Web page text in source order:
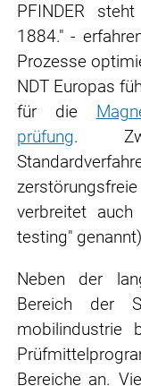
PFINDER
1884." -
Prozesse
NDT Europas
für die
prüfung.
verbreitet auch
testing"
Neben der
Bereich der
mobilindustrie
Bereiche an.